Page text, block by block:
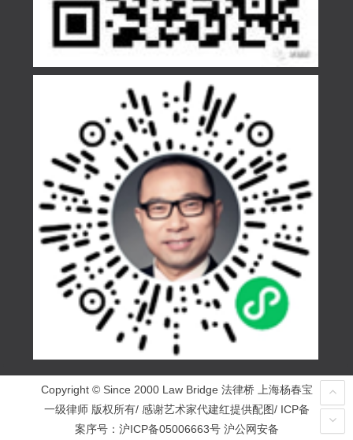
Copyright © Since 2000 Law Bridge 法律桥 上海杨春宝
一级律师 版权所有/ 感谢艺术家代建红提供配图/ ICP备
案序号： 沪ICP备05006663号 沪公网安备